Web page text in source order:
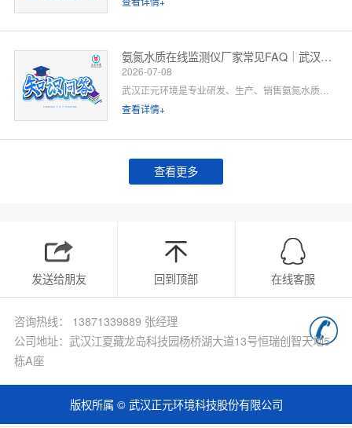
氨氮水质在线监测仪厂家常见FAQ｜武汉正元环境专业解答
2026-07-08
查看详情+
查看更多
发送给朋友 回到顶部 在线客服
咨询热线： 13871339889 张经理
公司地址：武汉江夏藏龙岛科技园杨桥湖大道13号恒瑞创智天地5
栋A座
版权所属 © 武汉正元环境科技股份有限公司